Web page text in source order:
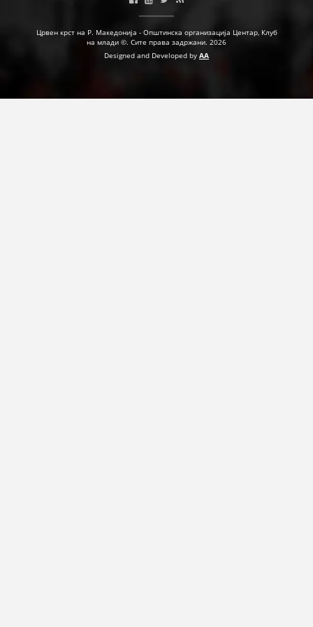
Црвен крст на Р. Македонија - Општинска организација Центар, Клуб
на млади ©. Сите права задржани. 2026
Designed and Developed by AA